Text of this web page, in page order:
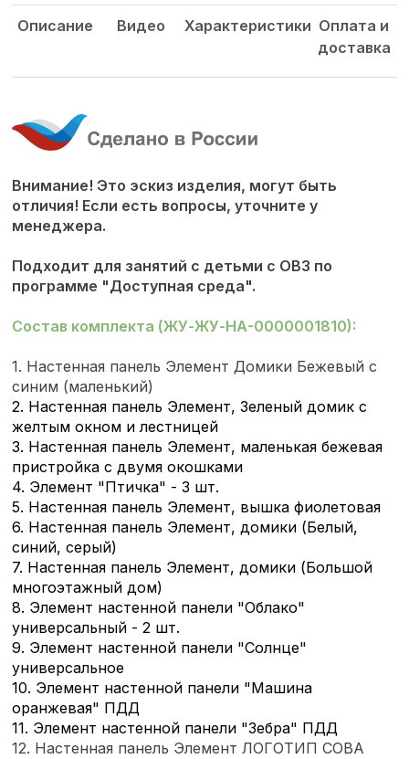
Описание Видео Характеристики Оплата и
доставка
Внимание! Это эскиз изделия, могут быть
отличия! Если есть вопросы, уточните у
менеджера.
Подходит для занятий с детьми с ОВЗ по
программе "Доступная среда".
Состав комплекта (ЖУ-ЖУ-НА-0000001810):
1. Настенная панель Элемент Домики Бежевый с
синим (маленький)
2. Настенная панель Элемент, Зеленый домик с
желтым окном и лестницей
3. Настенная панель Элемент, маленькая бежевая
пристройка с двумя окошками
4. Элемент "Птичка" - 3 шт.
5. Настенная панель Элемент, вышка фиолетовая
6. Настенная панель Элемент, домики (Белый,
синий, серый)
7. Настенная панель Элемент, домики (Большой
многоэтажный дом)
8. Элемент настенной панели "Облако"
универсальный - 2 шт.
9. Элемент настенной панели "Солнце"
универсальное
10. Элемент настенной панели "Машина
оранжевая" ПДД
11. Элемент настенной панели "Зебра" ПДД
12. Настенная панель Элемент ЛОГОТИП СОВА